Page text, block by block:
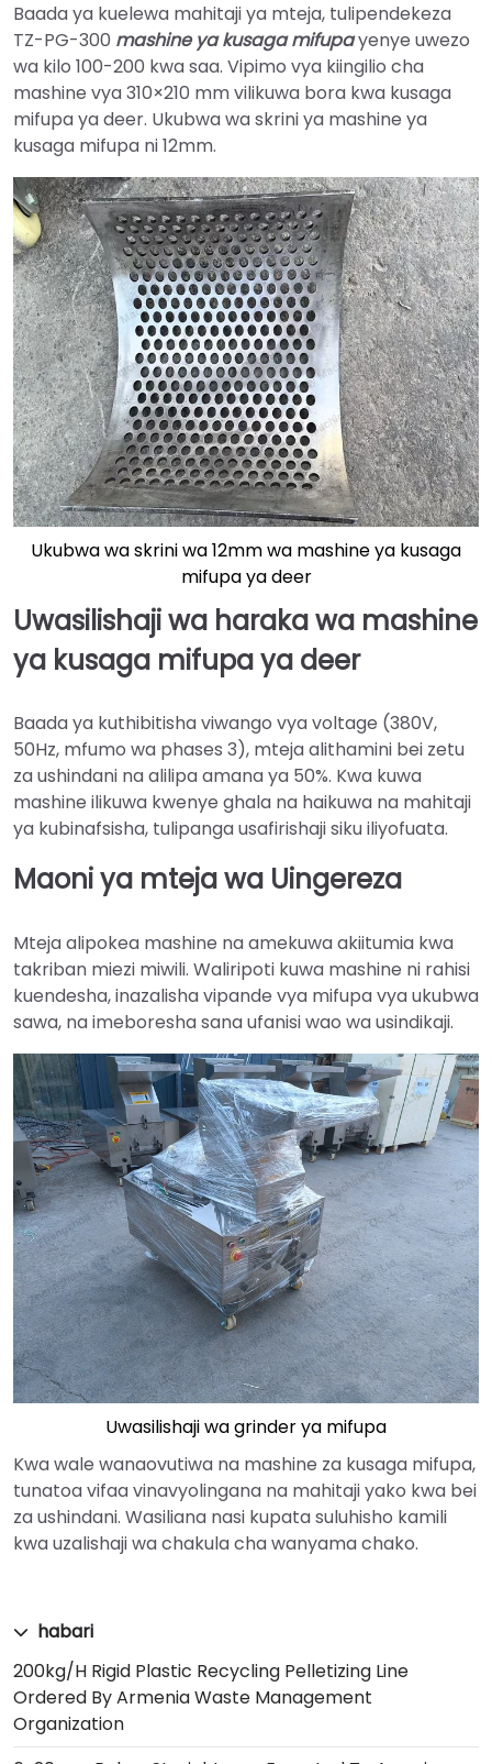
Baada ya kuelewa mahitaji ya mteja, tulipendekeza
TZ-PG-300 mashine ya kusaga mifupayenye uwezo
wa kilo 100-200 kwa saa. Vipimo vya kiingilio cha
mashine vya 310×210 mm vilikuwa bora kwa kusaga
mifupa ya deer. Ukubwa wa skrini ya mashine ya
kusaga mifupa ni 12mm.
Ukubwa wa skrini wa 12mm wa mashine ya kusaga
mifupa ya deer
Uwasilishaji wa haraka wa mashine
ya kusaga mifupa ya deer
Baada ya kuthibitisha viwango vya voltage (380V,
50Hz, mfumo wa phases 3), mteja alithamini bei zetu
za ushindani na alilipa amana ya 50%. Kwa kuwa
mashine ilikuwa kwenye ghala na haikuwa na mahitaji
ya kubinafsisha, tulipanga usafirishaji siku iliyofuata.
Maoni ya mteja wa Uingereza
Mteja alipokea mashine na amekuwa akiitumia kwa
takriban miezi miwili. Waliripoti kuwa mashine ni rahisi
kuendesha, inazalisha vipande vya mifupa vya ukubwa
sawa, na imeboresha sana ufanisi wao wa usindikaji.
Uwasilishaji wa grinder ya mifupa
Kwa wale wanaovutiwa na mashine za kusaga mifupa,
tunatoa vifaa vinavyolingana na mahitaji yako kwa bei
za ushindani. Wasiliana nasi kupata suluhisho kamili
kwa uzalishaji wa chakula cha wanyama chako.
habari
200kg/h Rigid Plastic Recycling Pelletizing Line
Ordered By Armenia Waste Management
Organization